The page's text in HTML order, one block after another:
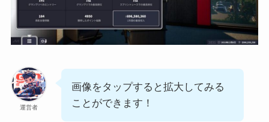
運営者
画像をタップすると拡大してみる
ことができます！